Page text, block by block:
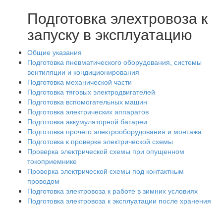
Подготовка элехтровоза к
запуску в эксплуатацию
Общие указания
Подготовка пневматического оборудования, системы
вентиляции и кондиционирования
Подготовка механической части
Подготовка тяговых электродвигателей
Подготовка вспомогательных машин
Подготовка электрических аппаратов
Подготовка аккумуляторной батареи
Подготовка прочего электрооборудования и монтажа
Подготовка к проверке электрической схемы
Проверка электрической схемы при опущенном
токоприемнике
Проверка электрической схемы под контактным
проводом
Подготовка электровоза к работе в зимних условиях
Подготовка электровоза к эксплуатации после хранения